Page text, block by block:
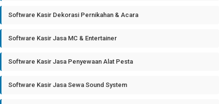
Software Kasir Dekorasi Pernikahan & Acara
Software Kasir Jasa MC & Entertainer
Software Kasir Jasa Penyewaan Alat Pesta
Software Kasir Jasa Sewa Sound System